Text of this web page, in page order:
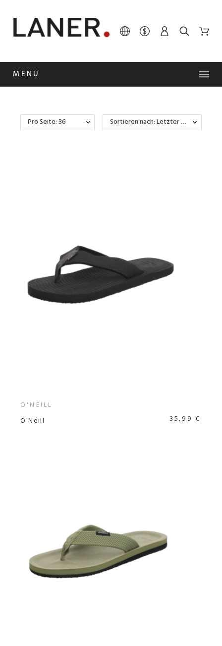
MENU
Pro Seite: 36 Sortieren nach: Letzter Wareneingang
O'NEILL
O'Neill 35,99 €